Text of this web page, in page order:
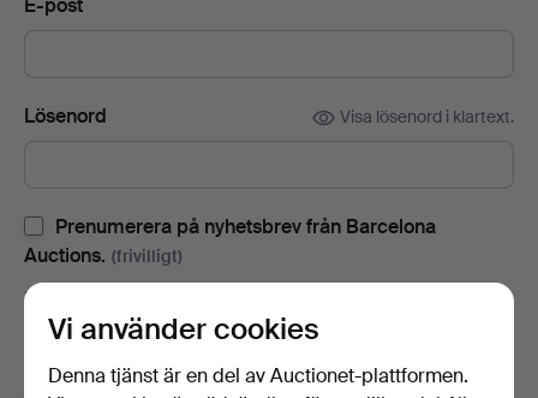
E-post
Lösenord Visa lösenord i klartext.
Prenumerera på nyhetsbrev från Barcelona
Auctions. (frivilligt)
Med bl.a. auktionskataloger, inbjudningar till evenemang och
nyheter. Om du ångrar dig kan du enkelt avsluta
prenumerationen.
Vi använder cookies
Denna tjänst är en del av Auctionet-plattformen.